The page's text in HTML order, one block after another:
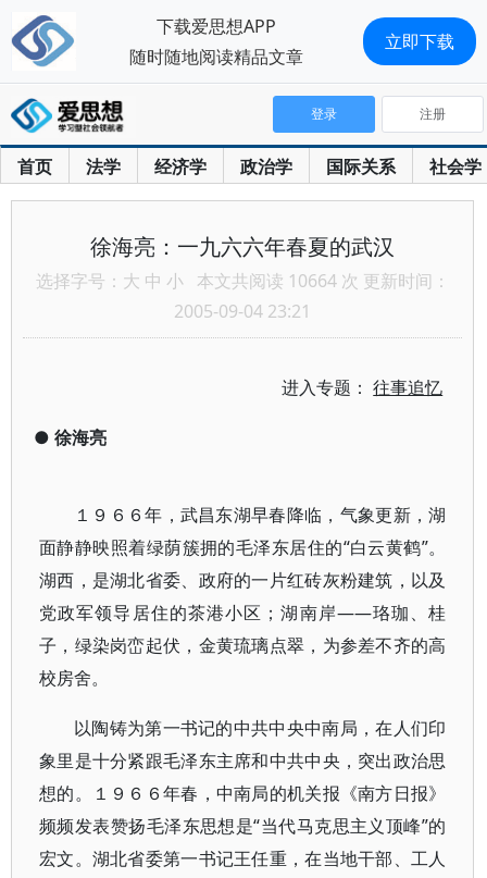
首页 法学 经济学 政治学 国际关系 社会学
登录 注册
徐海亮：一九六六年春夏的武汉
选择字号： 大 中 小 本文共阅读 10664 次 更新时间：
2005-09-04 23:21
进入专题：往事追忆
● 徐海亮
１９６６年，武昌东湖早春降临，气象更新，湖
面静静映照着绿荫簇拥的毛泽东居住的“白云黄鹤”。
湖西，是湖北省委、政府的一片红砖灰粉建筑，以及
党政军领导居住的茶港小区；湖南岸——珞珈、桂
子，绿染岗峦起伏，金黄琉璃点翠，为参差不齐的高
校房舍。
以陶铸为第一书记的中共中央中南局，在人们印
象里是十分紧跟毛泽东主席和中共中央，突出政治思
想的。１９６６年春，中南局的机关报《南方日报》
频频发表赞扬毛泽东思想是“当代马克思主义顶峰”的
宏文。湖北省委第一书记王任重，在当地干部、工人
下载爱思想APP
随时随地阅读精品文章
立即下载